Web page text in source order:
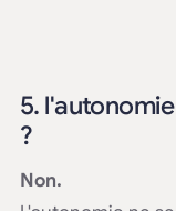
5.
?
Non.